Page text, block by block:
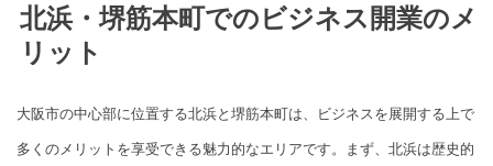
北浜・堺筋本町でのビジネス開業のメ
リット
大阪市の中心部に位置する北浜と堺筋本町は、ビジネスを展開する上で
多くのメリットを享受できる魅力的なエリアです。まず、北浜は歴史的